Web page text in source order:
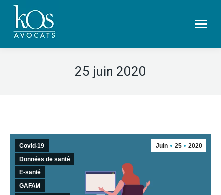
25 juin 2020
Juin 25 2020
Covid-19
Données de santé
E-santé
GAFAM